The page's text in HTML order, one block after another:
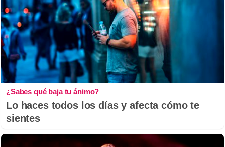
¿Sabes qué baja tu ánimo?
Lo haces todos los días y afecta cómo te
sientes